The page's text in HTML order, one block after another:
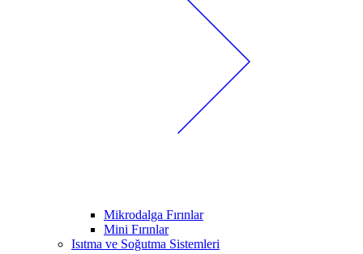
Mikrodalga Fırınlar
Mini Fırınlar
Isıtma ve Soğutma Sistemleri